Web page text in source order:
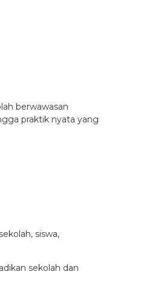
berwawasan
praktik nyata yang
siswa,
sekolah dan